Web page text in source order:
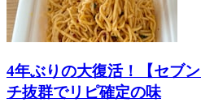
4年ぶりの大復活！【セブ
チ抜群でリピ確定の味